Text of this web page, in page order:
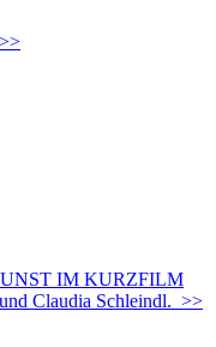
IM KURZFILM
Claudia Schleindl. >>